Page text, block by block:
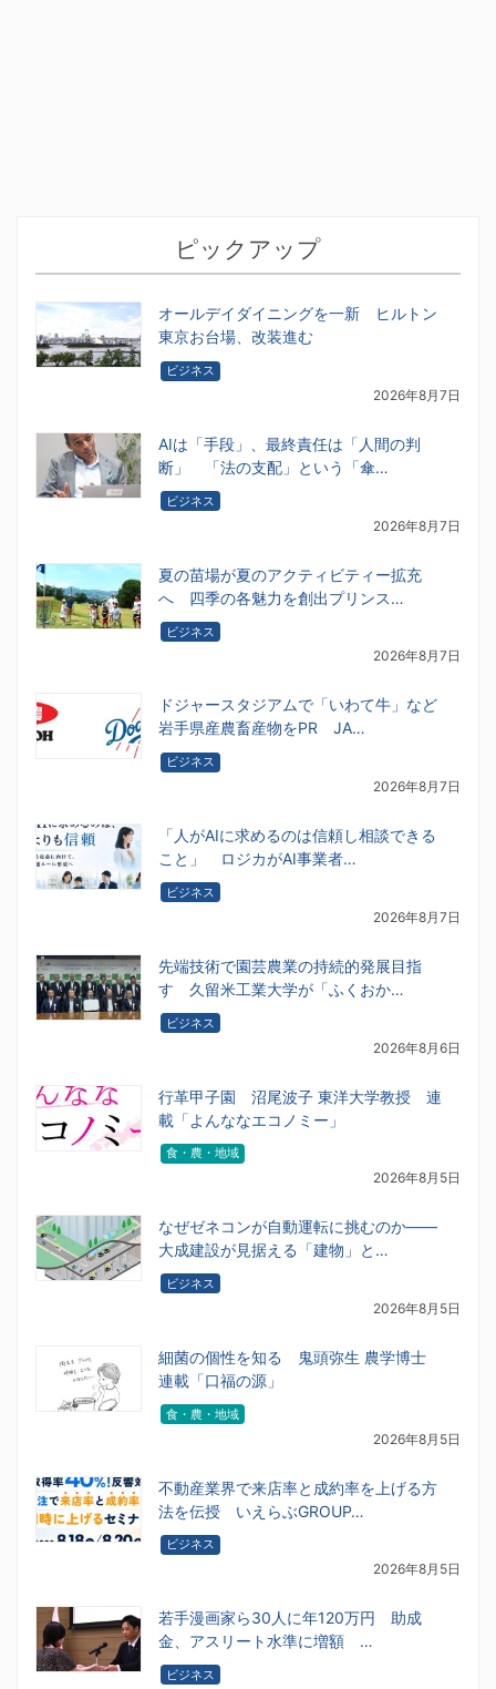
ピックアップ
オールデイダイニングを一新 ヒルトン
東京お台場、改装進む
ビジネス
2026年8月7日
AIは「手段」、最終責任は「人間の判
断」 「法の支配」という「傘…
ビジネス
2026年8月7日
夏の苗場が夏のアクティビティー拡充
へ 四季の各魅力を創出プリンス…
ビジネス
2026年8月7日
ドジャースタジアムで「いわて牛」など
岩手県産農畜産物をPR JA…
ビジネス
2026年8月7日
「人がAIに求めるのは信頼し相談できる
こと」 ロジカがAI事業者…
ビジネス
2026年8月7日
先端技術で園芸農業の持続的発展目指
す 久留米工業大学が「ふくおか…
ビジネス
2026年8月6日
行革甲子園 沼尾波子 東洋大学教授 連
載「よんななエコノミー」
食・農・地域
2026年8月5日
なぜゼネコンが自動運転に挑むのか――
大成建設が見据える「建物」と…
ビジネス
2026年8月5日
細菌の個性を知る 鬼頭弥生 農学博士
連載「口福の源」
食・農・地域
2026年8月5日
不動産業界で来店率と成約率を上げる方
法を伝授 いえらぶGROUP…
ビジネス
2026年8月5日
若手漫画家ら30人に年120万円 助成
金、アスリート水準に増額 …
ビジネス